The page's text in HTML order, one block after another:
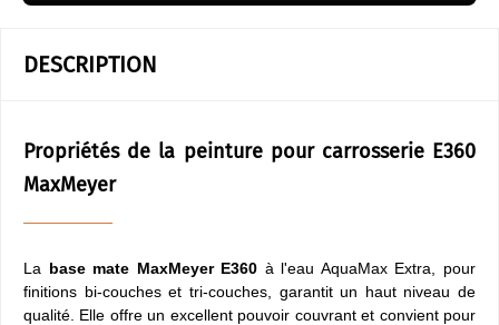
DESCRIPTION
Propriétés de la peinture pour carrosserie E360
MaxMeyer
La base mate MaxMeyer E360 à l'eau AquaMax Extra, pour
finitions bi-couches et tri-couches, garantit un haut niveau de
qualité. Elle offre un excellent pouvoir couvrant et convient pour